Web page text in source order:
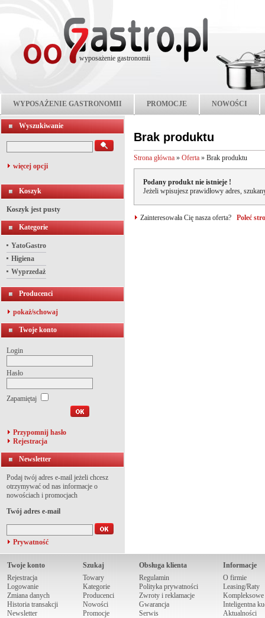
wyposażenie gastronomii
WYPOSAŻENIE GASTRONOMII PROMOCJE NOWOŚCI
Wyszukiwanie
więcej opcji
Koszyk
Koszyk jest pusty
Kategorie
YatoGastro
Higiena
Wyprzedaż
Producenci
pokaż/schowaj
Twoje konto
Login
Hasło
Zapamiętaj
Przypomnij hasło
Rejestracja
Newsletter
Podaj twój adres e-mail jeżeli chcesz
otrzymywać od nas informacje o
nowościach i promocjach
Twój adres e-mail
Prywatność
Brak produktu
Strona główna » Oferta » Brak produktu
Podany produkt nie istnieje !
Jeżeli wpisujesz prawidłowy adres,
Zainteresowała Cię nasza oferta? Poleć
Twoje konto
Rejestracja
Logowanie
Zmiana danych
Historia transakcji
Newsletter
Szukaj
Towary
Kategorie
Producenci
Nowości
Promocje
Obsługa klienta
Regulamin
Polityka prywatności
Zwroty i reklamacje
Gwarancja
Serwis
Informacje
O firmie
Leasing/Raty
Kompleksowe
Inteligentna
Aktualności